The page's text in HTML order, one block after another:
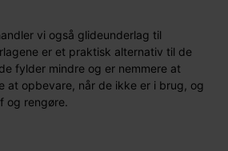
vi også glideunderlag til
er et praktisk alternativ til de
fylder mindre og er nemmere at
at opbevare, når de ikke er i brug, og
og rengøre.